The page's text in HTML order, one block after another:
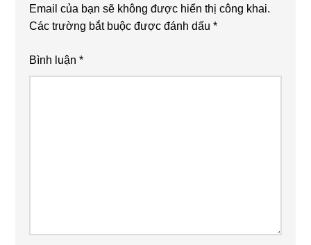
Email của bạn sẽ không được hiển thị công khai.
Các trường bắt buộc được đánh dấu*
Bình luận*